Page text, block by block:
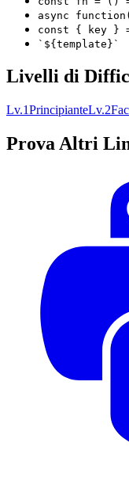
async
const { key }
`${template}`
Livelli di
Lv.1PrincipianteLv.2
Prova Altri